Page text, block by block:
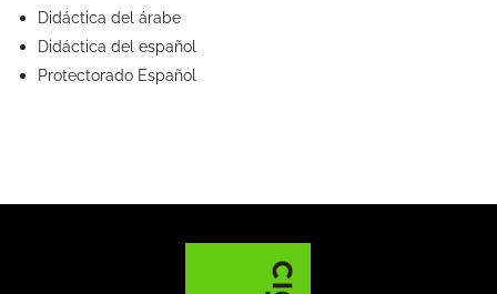
Didáctica del árabe
Didáctica del español
Protectorado Español